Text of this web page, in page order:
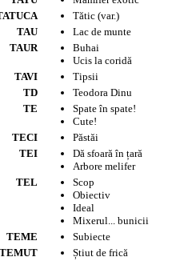
Tătic (var.)
TAU
Lac de munte
TAUR
Buhai
Ucis la coridă
TAVI
Tipsii
TD
Teodora Dinu
TE
Spate în spate!
Cute!
TECI
Păstăi
TEI
Dă sfoară în țară
Arbore melifer
TEL
Scop
Obiectiv
Ideal
Mixerul... bunicii
TEME
Subiecte
TEMUT
Știut de frică